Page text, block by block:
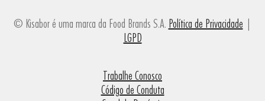
© Kisabor é uma marca da Food Brands S.A. Política de Privacidade |
LGPD
Trabalhe Conosco
Código de Conduta